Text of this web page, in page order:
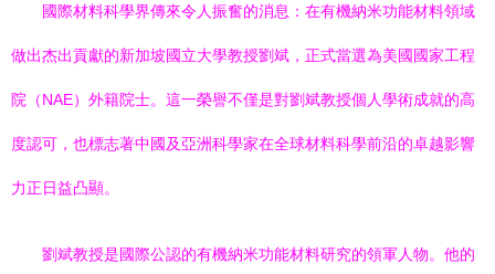
國際材料科學界傳來令人振奮的消息：在有機納米功能材料領域
做出杰出貢獻的新加坡國立大學教授劉斌，正式當選為美國國家工程
院（NAE）外籍院士。這一榮譽不僅是對劉斌教授個人學術成就的高
度認可，也標志著中國及亞洲科學家在全球材料科學前沿的卓越影響
力正日益凸顯。
劉斌教授是國際公認的有機納米功能材料研究的領軍人物。他的